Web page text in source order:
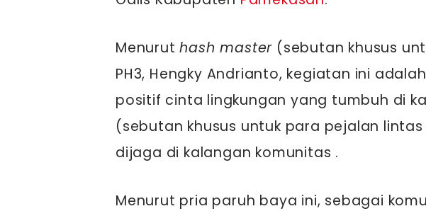
Menuruthash master (sebutan khusus
PH3, Hengky Andrianto, kegiatan ini
positif cinta lingkungan yang tumbuh di
(sebutan khusus untuk para pejalan
dijaga di kalangan komunitas .
Menurut pria paruh baya ini, sebagai